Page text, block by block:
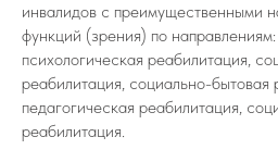
инвалидов с преимущественными
функций (зрения) по
психологическая реабилитация,
реабилитация, социально-бытовая
педагогическая реабилитация,
реабилитация.